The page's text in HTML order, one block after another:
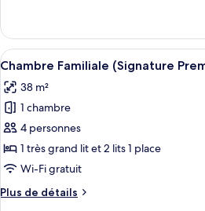
1
très
grand
lit
(premium,
newly
refurbished)
le
type
de
Chambre
Signature,
très
grand
lit
(premium,
newly
Afficher
toutes
les
photos
pour
ce
type
chambre :
Une
6
Chambre Familiale (Signature
38 m²
1 chambre
4 personnes
1 très grand lit et 2 lits 1 place
Wi-Fi gratuit
Plus de détails
Plus